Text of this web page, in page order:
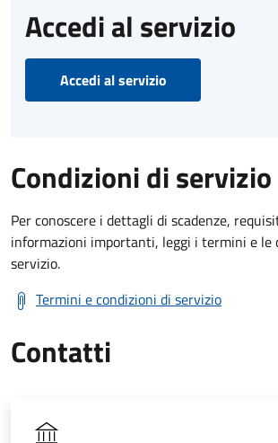
Accedi al servizio
Accedi al servizio
Condizioni di servizio
Per conoscere i dettagli di scadenze,
informazioni importanti, leggi i termini e le
servizio.
Termini e condizioni di servizio
Contatti